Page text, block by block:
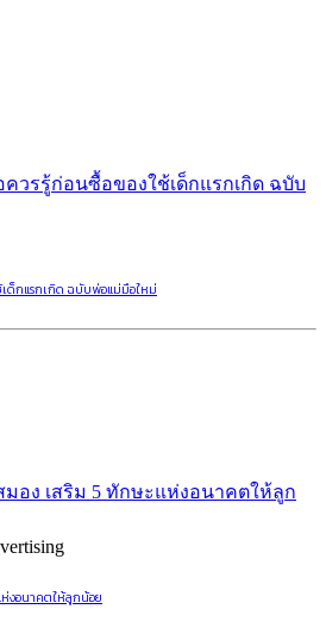
เด็กแรกเกิด ฉบับพ่อแม่มือใหม่
ห่งอนาคตให้ลูกน้อย